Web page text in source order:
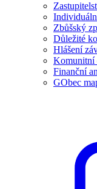
Zbůšský
Důležité
Hlášení
Komunitní
Finanční
GObec